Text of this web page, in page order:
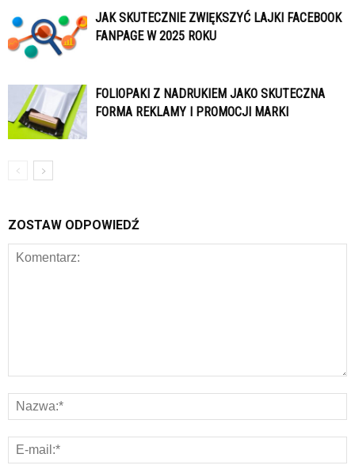
JAK SKUTECZNIE ZWIĘKSZYĆ LAJKI FACEBOOK
FANPAGE W 2025 ROKU
FOLIOPAKI Z NADRUKIEM JAKO SKUTECZNA
FORMA REKLAMY I PROMOCJI MARKI
ZOSTAW ODPOWIEDŹ